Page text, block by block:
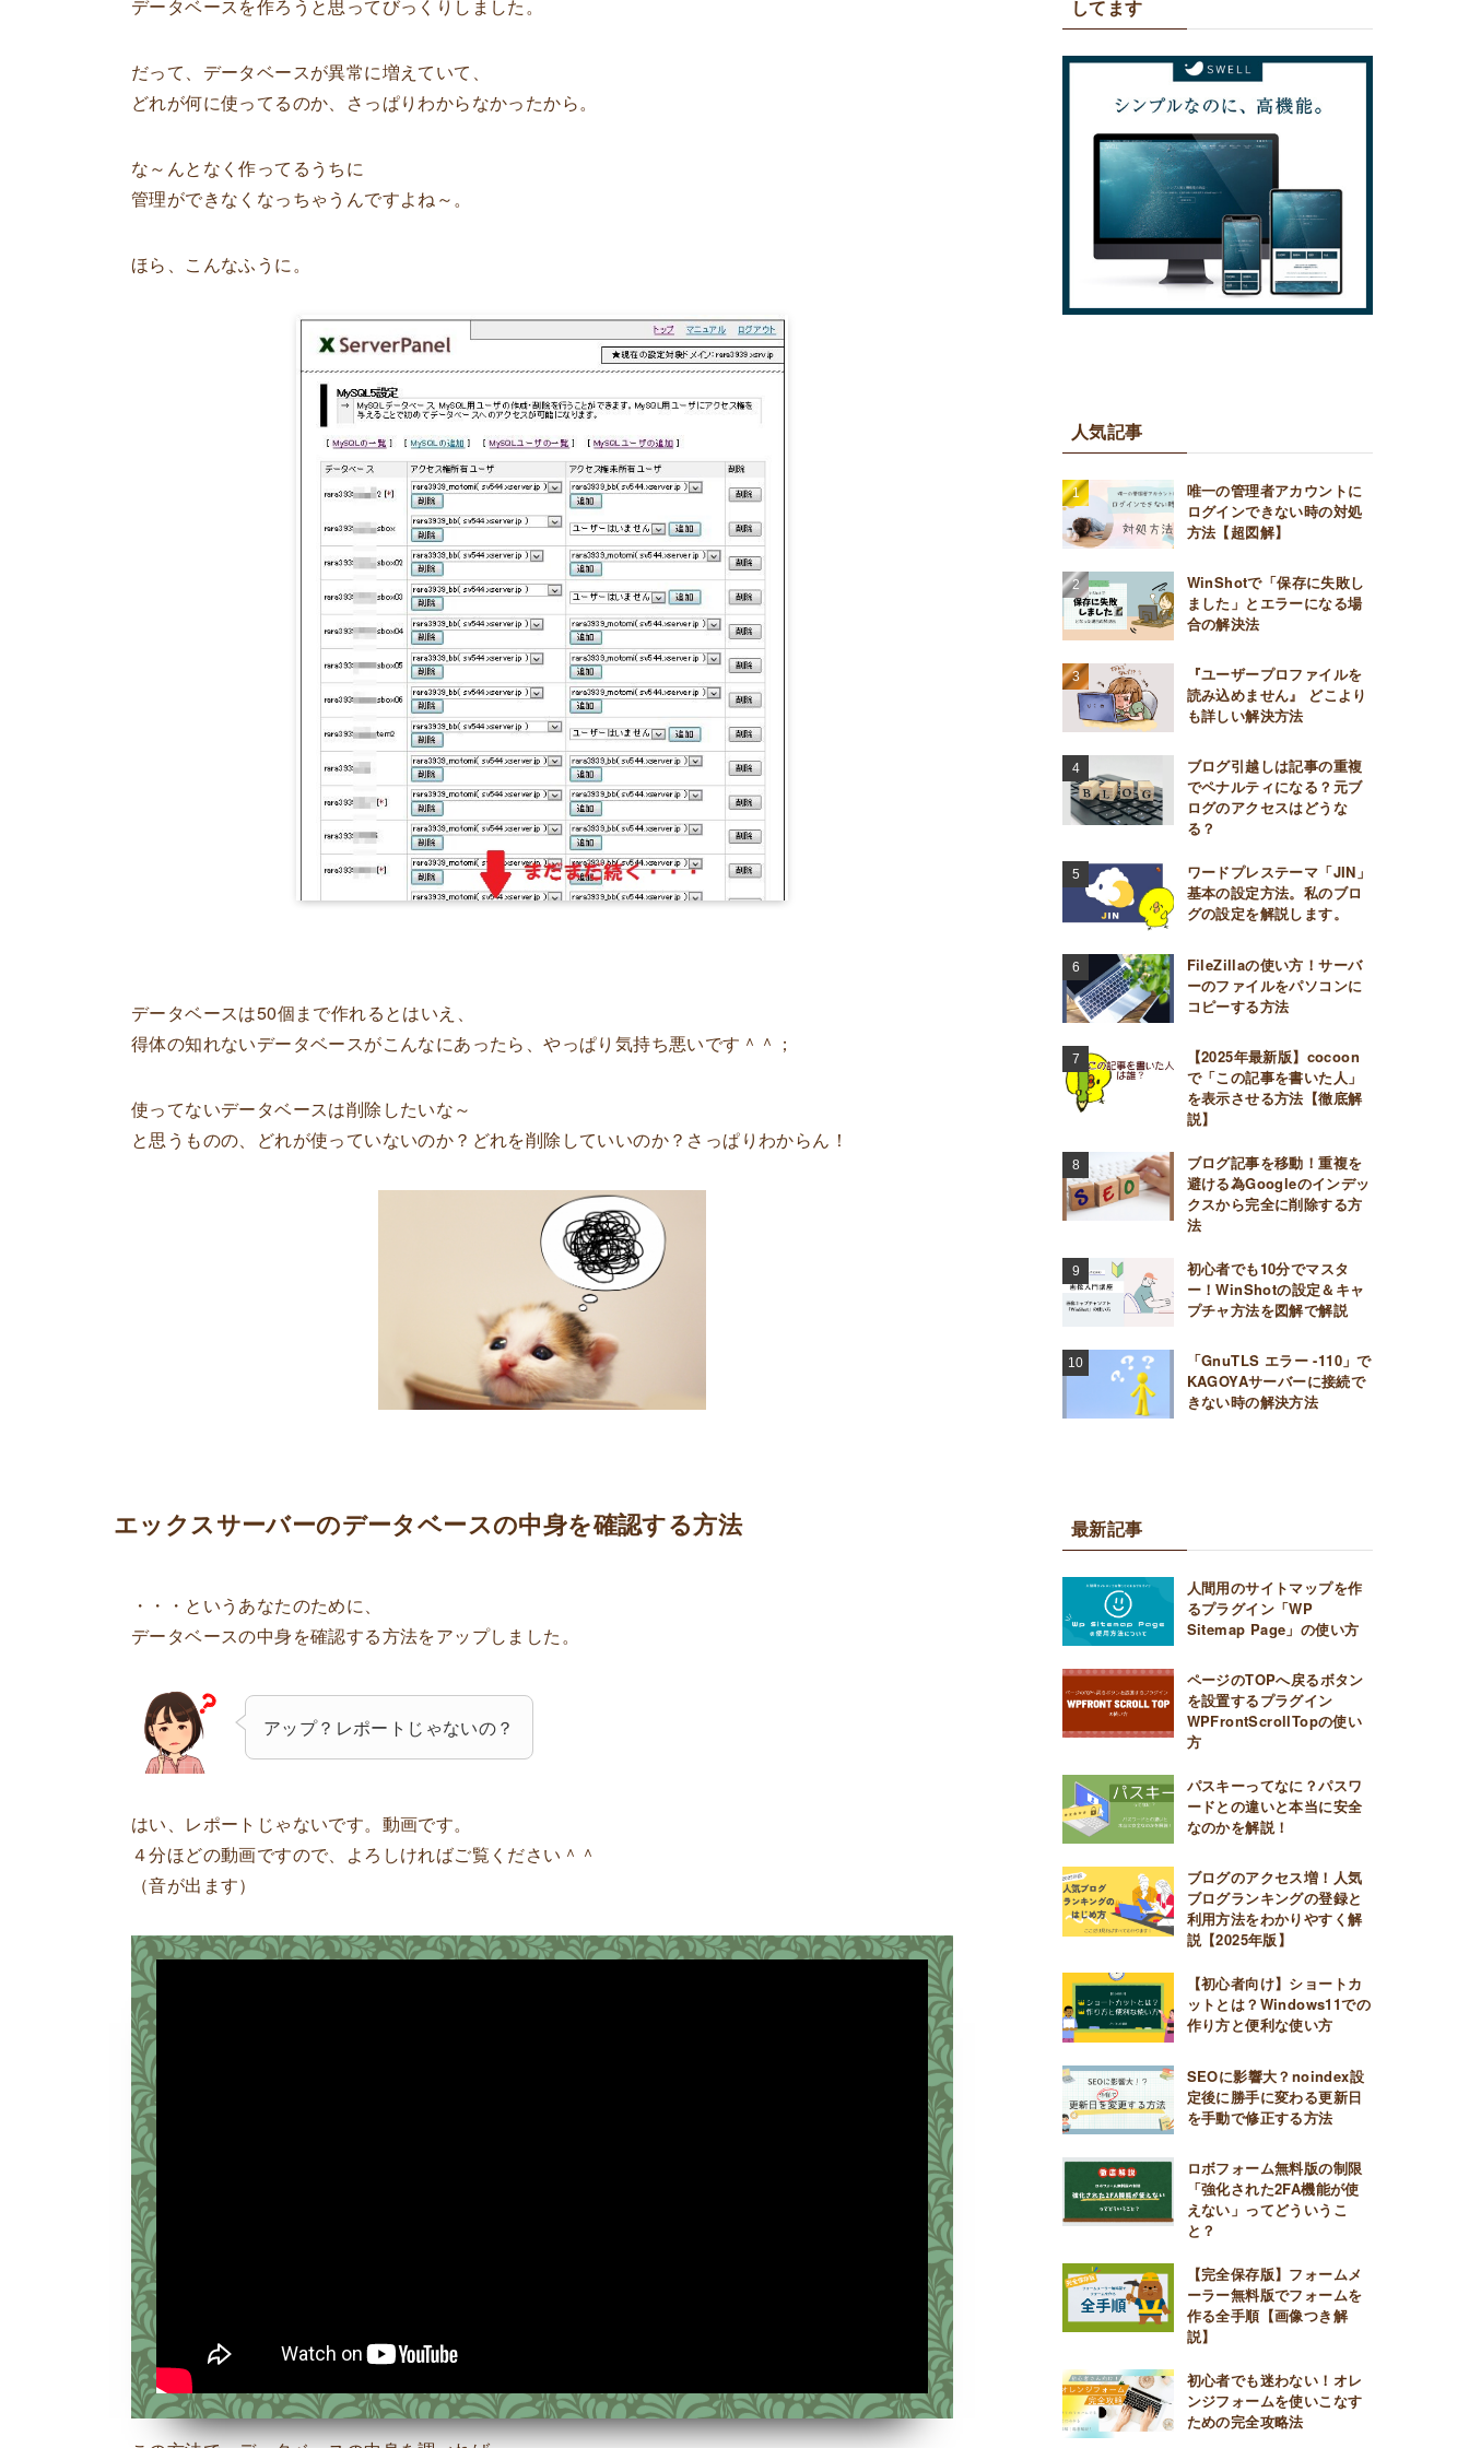
データベースを作ろうと思ってびっくりしました。
だって、データベースが異常に増えていて、
どれが何に使ってるのか、さっぱりわからなかったから。
な～んとなく作ってるうちに
管理ができなくなっちゃうんですよね～。
ほら、こんなふうに。
データベースは50個まで作れるとはいえ、
得体の知れないデータベースがこんなにあったら、やっぱり気持ち悪いです＾＾；
使ってないデータベースは削除したいな～
と思うものの、どれが使っていないのか？どれを削除していいのか？さっぱりわからん！
エックスサーバーのデータベースの中身を確認する方法
・・・というあなたのために、
データベースの中身を確認する方法をアップしました。
アップ？レポートじゃないの？
はい、レポートじゃないです。動画です。
４分ほどの動画ですので、よろしければご覧ください＾＾
（音が出ます）
してます
人気記事
唯一の管理者アカウントに
ログインできない時の対処
方法【超図解】
WinShotで「保存に失敗し
ました」とエラーになる場
合の解決法
『ユーザープロファイルを
読み込めません』 どこより
も詳しい解決方法
ブログ引越しは記事の重複
でペナルティになる？元ブ
ログのアクセスはどうな
る？
ワードプレステーマ「JIN」
基本の設定方法。私のブロ
グの設定を解説します。
FileZillaの使い方！サーバ
ーのファイルをパソコンに
コピーする方法
【2025年最新版】cocoon
で「この記事を書いた人」
を表示させる方法【徹底解
説】
ブログ記事を移動！重複を
避ける為Googleのインデッ
クスから完全に削除する方
法
初心者でも10分でマスタ
ー！WinShotの設定＆キャ
プチャ方法を図解で解説
「GnuTLS エラー -110」で
KAGOYAサーバーに接続で
きない時の解決方法
最新記事
人間用のサイトマップを作
るプラグイン「WP
Sitemap Page」の使い方
ページのTOPへ戻るボタン
を設置するプラグイン
WPFrontScrollTopの使い
方
パスキーってなに？パスワ
ードとの違いと本当に安全
なのかを解説！
ブログのアクセス増！人気
ブログランキングの登録と
利用方法をわかりやすく解
説【2025年版】
【初心者向け】ショートカ
ットとは？Windows11での
作り方と便利な使い方
SEOに影響大？noindex設
定後に勝手に変わる更新日
を手動で修正する方法
ロボフォーム無料版の制限
「強化された2FA機能が使
えない」ってどういうこ
と？
【完全保存版】フォームメ
ーラー無料版でフォームを
作る全手順【画像つき解
説】
初心者でも迷わない！オレ
ンジフォームを使いこなす
ための完全攻略法